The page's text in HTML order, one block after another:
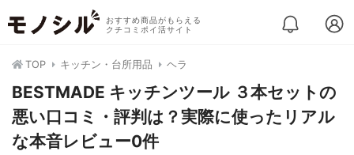
おすすめ商品がもらえる
クチコミポイ活サイト
TOP キッチン・台所用品 ヘラ
BESTMADE キッチンツール ３本セットの
悪い口コミ・評判は？実際に使ったリアル
な本音レビュー0件